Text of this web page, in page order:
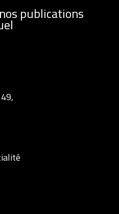
publications